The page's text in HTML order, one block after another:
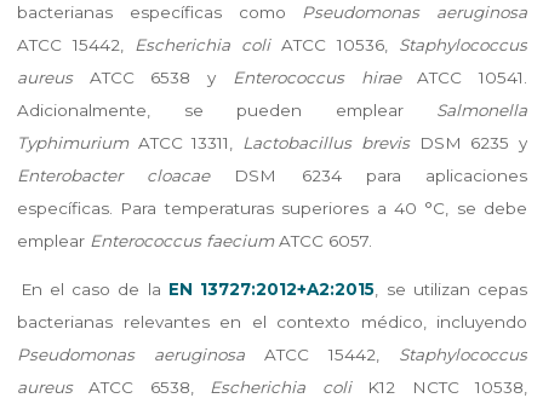
bacterianas específicas como
Pseudomonas aeruginosa
ATCC 15442,
Escherichia coliATCC 10536, Staphylococcus
aureusATCC 6538 y Enterococcus hiraeATCC 10541.
Adicionalmente, se pueden emplear Salmonella
TyphimuriumATCC 13311, Lactobacillus brevisDSM 6235 y
Enterobacter cloacaeDSM 6234 para aplicaciones
específicas. Para temperaturas superiores a 40 °C, se debe
emplear Enterococcus faeciumATCC 6057.
En el caso de la EN 13727:2012+A2:2015, se utilizan cepas
bacterianas relevantes en el contexto médico, incluyendo
Pseudomonas aeruginosaATCC 15442, Staphylococcus
aureusATCC 6538, Escherichia coliK12 NCTC 10538,